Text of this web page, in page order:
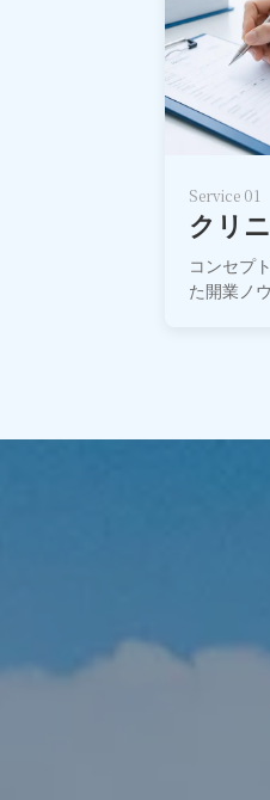
Service 01
クリ
コンセプ
た開業ノ